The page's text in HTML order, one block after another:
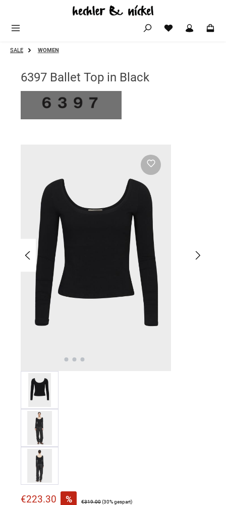
Zum Hauptinhalt springen
SALE WOMEN
6397 Ballet Top in Black
Verkaufspreis:
€223.30 % Regulärer Preis:
€319.00(30% gespart)